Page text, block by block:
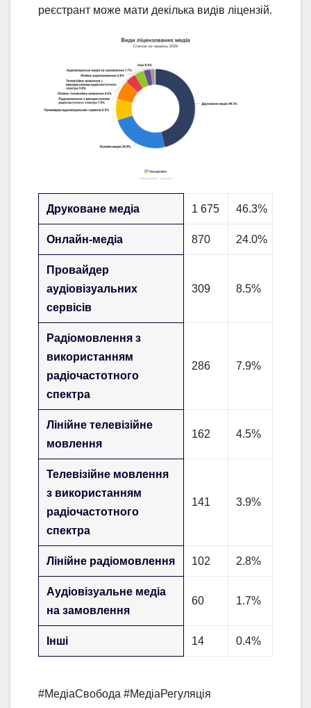
реєстрант може мати декілька видів ліцензій.
Друковане медіа 1 675 46.3%
Онлайн-медіа 870 24.0%
Провайдер
аудіовізуальних
сервісів
309 8.5%
Радіомовлення з
використанням
радіочастотного
спектра
286 7.9%
Лінійне телевізійне
мовлення
162 4.5%
Телевізійне мовлення
з використанням
радіочастотного
спектра
141 3.9%
Лінійне радіомовлення 102 2.8%
Аудіовізуальне медіа
на замовлення
60 1.7%
Інші 14 0.4%
#МедіаСвобода #МедіаРегуляція